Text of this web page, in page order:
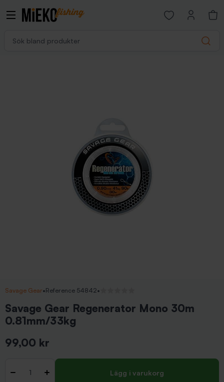
Search
Open favorites
Savage Gear•Reference 54842•
Savage Gear Regenerator Mono 30m
0.81mm/33kg
99,00 kr
- + Lägg i varukorg